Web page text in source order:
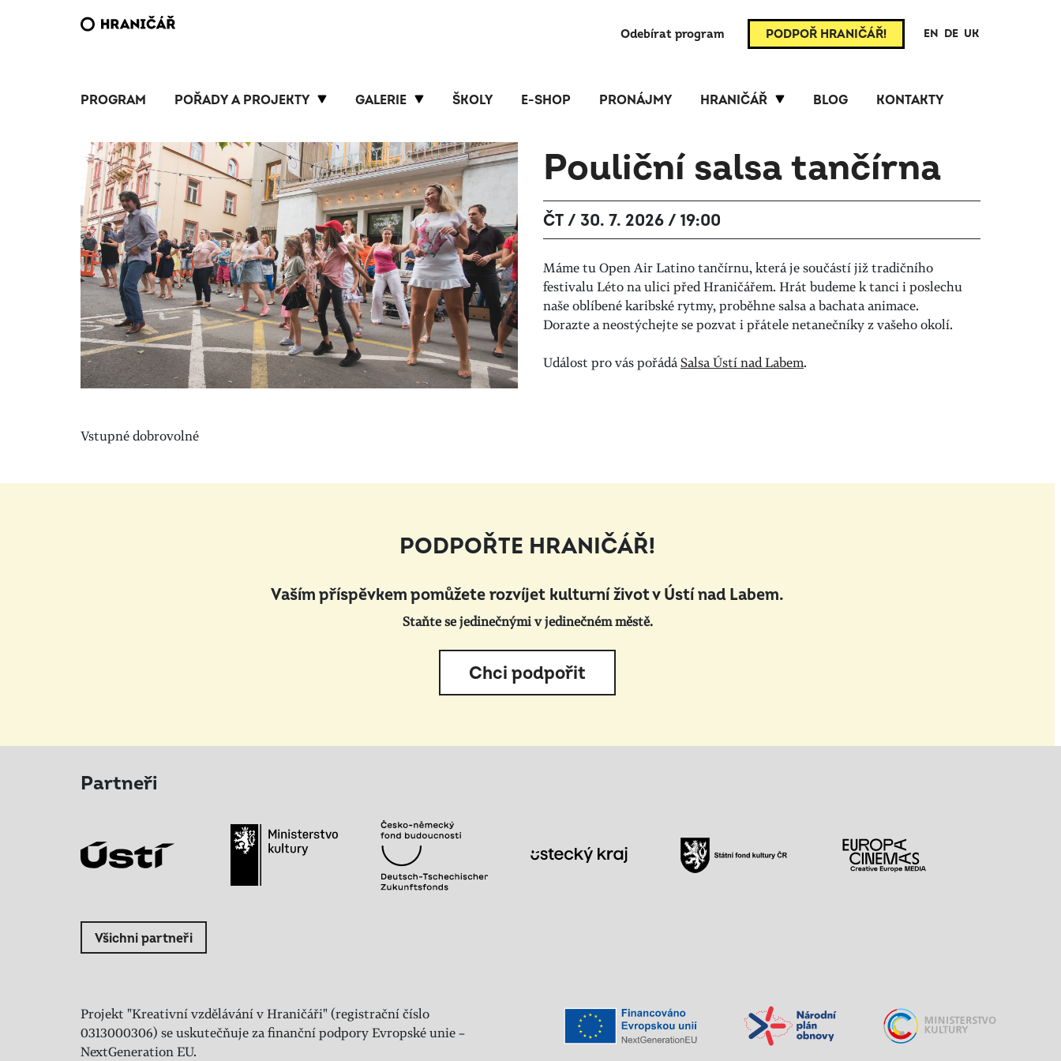
Odebírat program PODPOŘ HRANIČÁŘ! EN DE UK
PROGRAM POŘADY A PROJEKTY GALERIE ŠKOLY E-SHOP PRONÁJMY HRANIČÁŘ BLOG KONTAKTY
Pouliční salsa tančírna
ČT / 30. 7. 2026 / 19:00
Máme tu Open Air Latino tančírnu, která je součástí již tradičního
festivalu Léto na ulici před Hraničářem. Hrát budeme k tanci i poslechu
naše oblíbené karibské rytmy, proběhne salsa a bachata animace.
Dorazte a neostýchejte se pozvat i přátele netanečníky z vašeho okolí.
Událost pro vás pořádáSalsa Ústí nad Labem.
Vstupné dobrovolné
PODPOŘTE HRANIČÁŘ!
Vaším příspěvkem pomůžete rozvíjet kulturní život v Ústí nad Labem.
Staňte se jedinečnými v jedinečném městě.
Chci podpořit
Partneři
Všichni partneři
Projekt "Kreativní vzdělávání v Hraničáři" (registrační číslo
0313000306) se uskutečňuje za finanční podpory Evropské unie –
NextGeneration EU.